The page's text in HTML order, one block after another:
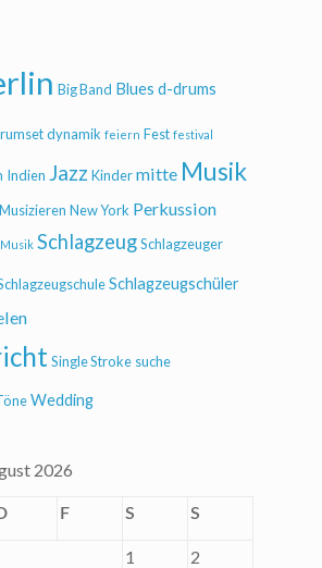
Big Band Blues d-drums
dynamik feiern Fest festival
Indien Jazz Kindermitte Musik
Musizieren New York Perkussion
Musik SchlagzeugSchlagzeuger
Schlagzeugschüler
Single Stroke suche
Wedding
2026
F S S
1 2